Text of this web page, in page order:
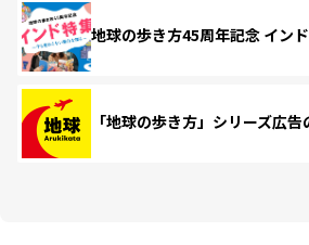
地球の歩き方45周年記念 イン
「地球の歩き方」シリーズ広告